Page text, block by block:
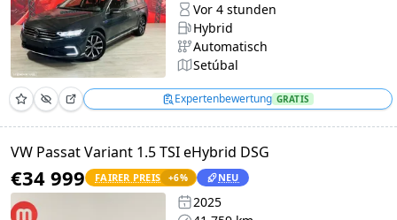
Vor 4 stunden
Hybrid
Automatisch
Setúbal
Expertenbewertung GRATIS
VW Passat Variant 1.5 TSI eHybrid DSG
€34 999 FAIRER PREIS +6% NEU
2025